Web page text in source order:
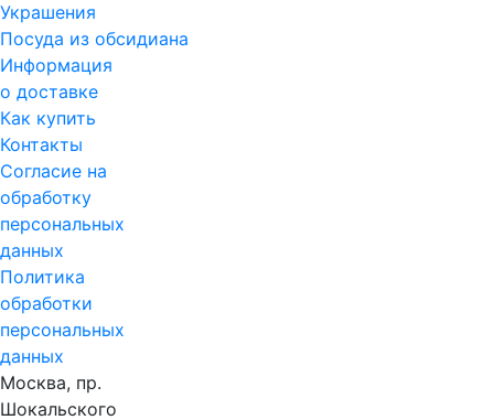
Украшения
Посуда из обсидиана
Информация
о доставке
Как купить
Контакты
Согласие на
обработку
персональных
данных
Политика
обработки
персональных
данных
Москва, пр.
Шокальского